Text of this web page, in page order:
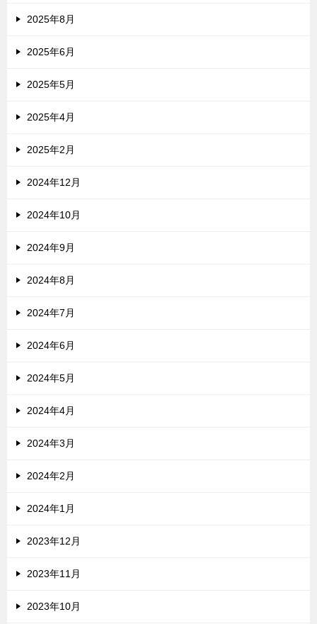
2025年8月
2025年6月
2025年5月
2025年4月
2025年2月
2024年12月
2024年10月
2024年9月
2024年8月
2024年7月
2024年6月
2024年5月
2024年4月
2024年3月
2024年2月
2024年1月
2023年12月
2023年11月
2023年10月